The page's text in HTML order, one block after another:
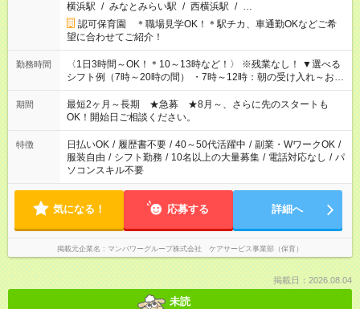
横浜駅 / みなとみらい駅 / 西横浜駅 / …
認可保育園 ＊職場見学OK！＊駅チカ、車通勤OKなどご希
望に合わせてご紹介！
勤務時間
〈1日3時間～OK！＊10～13時など！〉 ※残業なし！ ▼選べる
シフト例（7時～20時の間） ・7時～12時：朝の受け入れ～お昼
の準備 ・10時～13時：園児の見守り～お昼の補助 ・9時～16
時：帰りの会まで！子供の成長を見守る ・15時～20時：夜のお
迎えサポート
期間
最短2ヶ月～長期 ★急募 ★8月～、さらに先のスタートも
OK！開始日ご相談ください。
特徴 日払いOK / 履歴書不要 / 40～50代活躍中 / 副業・WワークOK /
服装自由 / シフト勤務 / 10名以上の大量募集 / 電話対応なし / パ
ソコンスキル不要
気になる！ 応募する 詳細へ
掲載元企業名 マンパワーグループ株式会社 ケアサービス事業部（保育）
掲載日：2026.08.04
未読